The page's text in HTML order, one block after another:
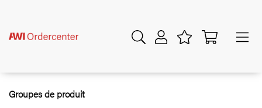
Groupes de produit